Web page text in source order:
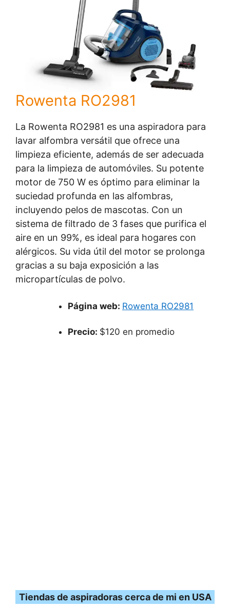
Rowenta RO2981
La Rowenta RO2981 es una aspiradora para
lavar alfombra versátil que ofrece una
limpieza eficiente, además de ser adecuada
para la limpieza de automóviles. Su potente
motor de 750 W es óptimo para eliminar la
suciedad profunda en las alfombras,
incluyendo pelos de mascotas. Con un
sistema de filtrado de 3 fases que purifica el
aire en un 99%, es ideal para hogares con
alérgicos. Su vida útil del motor se prolonga
gracias a su baja exposición a las
micropartículas de polvo.
Página web: Rowenta RO2981
Precio: $120 en promedio
Tiendas de aspiradoras cerca de mi en USA